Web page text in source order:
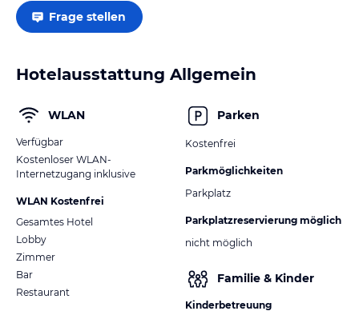
Frage stellen
Hotelausstattung Allgemein
WLAN
Verfügbar
Kostenloser WLAN-
Internetzugang inklusive
WLAN Kostenfrei
Gesamtes Hotel
Lobby
Zimmer
Bar
Restaurant
Parken
Kostenfrei
Parkmöglichkeiten
Parkplatz
Parkplatzreservierung möglich
nicht möglich
Familie & Kinder
Kinderbetreuung